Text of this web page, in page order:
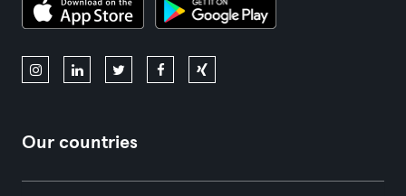
Our countries